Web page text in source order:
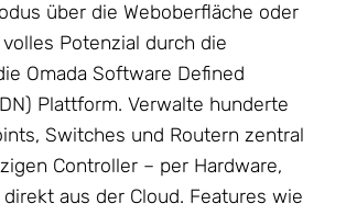
über die Weboberfläche oder
Potenzial durch die
Omada Software Defined
Plattform. Verwalte hunderte
Switches und Routern zentral
Controller – per Hardware,
aus der Cloud. Features wie